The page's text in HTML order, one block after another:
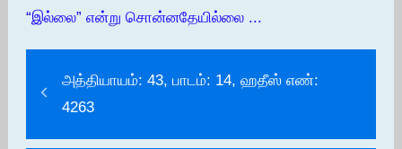
“இல்லை” என்று சொன்னதேயில்லை ...
அத்தியாயம்: 43, பாடம்: 14, ஹதீஸ் எண்:
4263